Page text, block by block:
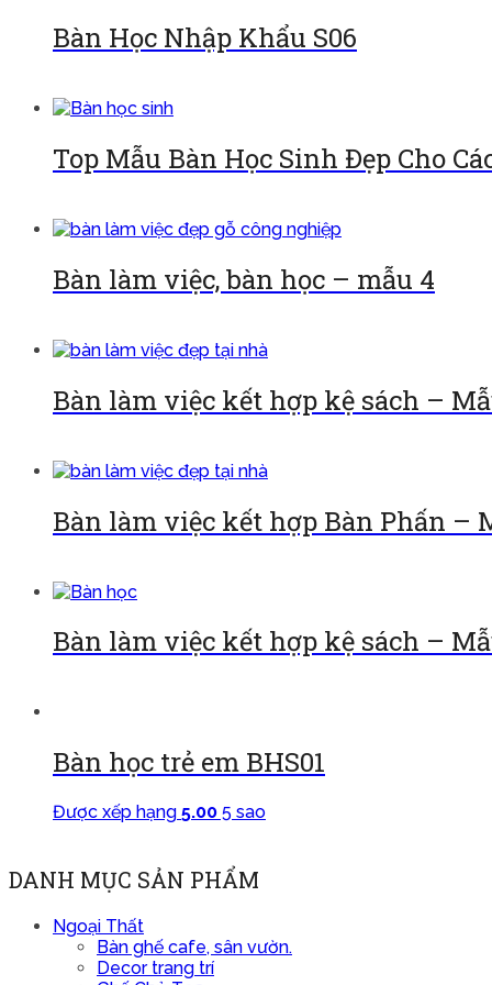
Bàn Học Nhập Khẩu S06
Top Mẫu Bàn Học Sinh Đẹp Cho
Bàn làm việc, bàn học – mẫu 4
Bàn làm việc kết hợp kệ sách –
Bàn làm việc kết hợp Bàn Phấn –
Bàn làm việc kết hợp kệ sách –
Bàn học trẻ em BHS01
Được xếp hạng 5.00 5 sao
DANH MỤC SẢN PHẨM
Ngoại Thất
Bàn ghế cafe, sân vườn.
Decor trang trí